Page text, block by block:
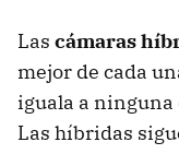
Las cámaras
mejor de cada
iguala a
Las híbridas